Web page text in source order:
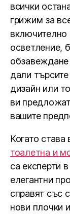
всички
грижим за
включително
осветление,
обзавеждане
дали
дизайн или
ви
вашите
Когато става
тоалетна и
са експерти
елегантни
справят със
нови плочки